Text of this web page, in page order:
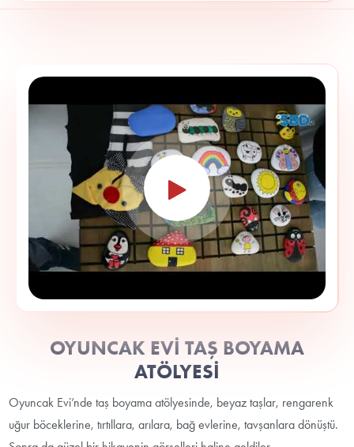
OYUNCAK EVİ TAŞ BOYAMA
ATÖLYESİ
Oyuncak Evi’nde taş boyama atölyesinde, beyaz taşlar, rengarenk
uğur böceklerine, tırtıllara, arılara, bağ evlerine, tavşanlara dönüştü.